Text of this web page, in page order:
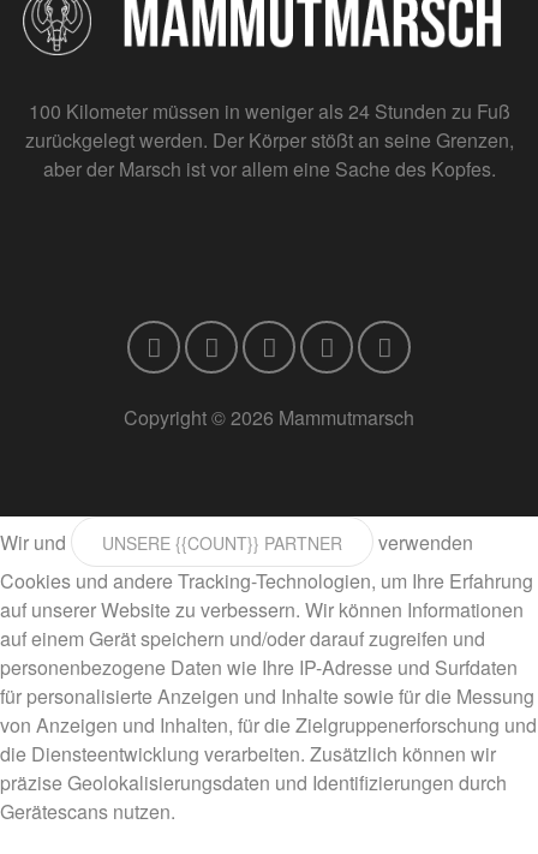
100 Kilometer müssen in weniger als 24 Stunden zu Fuß
zurückgelegt werden. Der Körper stößt an seine Grenzen,
aber der Marsch ist vor allem eine Sache des Kopfes.
Copyright © 2026 Mammutmarsch
Wir und UNSERE {{COUNT}} PARTNER
verwenden
Cookies und andere Tracking-Technologien, um Ihre Erfahrung
auf unserer Website zu verbessern. Wir können Informationen
auf einem Gerät speichern und/oder darauf zugreifen und
personenbezogene Daten wie Ihre IP-Adresse und Surfdaten
für personalisierte Anzeigen und Inhalte sowie für die Messung
von Anzeigen und Inhalten, für die Zielgruppenerforschung und
die Diensteentwicklung verarbeiten. Zusätzlich können wir
präzise Geolokalisierungsdaten und Identifizierungen durch
Gerätescans nutzen.